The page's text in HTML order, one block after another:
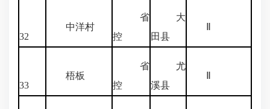
32
中洋村
省
控
大
田县
33
梧板
省
控
尤
溪县